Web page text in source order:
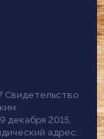
Свидетельство
декабря 2015,
адрес: